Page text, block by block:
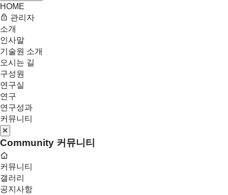
HOME
관리자
소개
인사말
기술원 소개
오시는 길
구성원
연구실
연구
연구성과
커뮤니티
Community 커뮤니티
커뮤니티
갤러리
공지사항